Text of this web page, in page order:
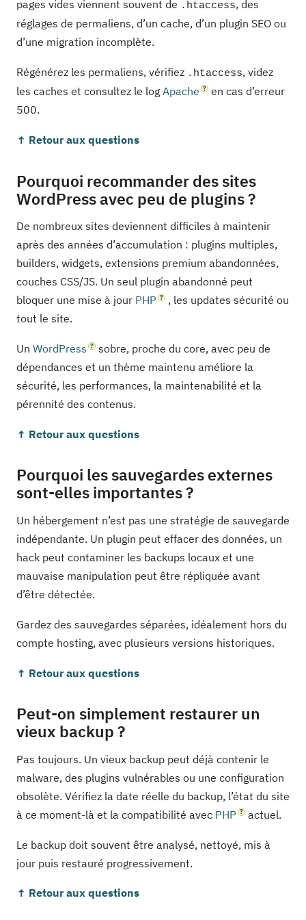
pages vides viennent souvent de .htaccess, des
réglages de permaliens, d’un cache, d’un plugin SEO ou
d’une migration incomplète.
Régénérez les permaliens, vérifiez .htaccess, videz
les caches et consultez le log Apache
en cas d’erreur
500.
↑ Retour aux questions
Pourquoi recommander des sites
WordPress avec peu de plugins ?
De nombreux sites deviennent difficiles à maintenir
après des années d’accumulation : plugins multiples,
builders, widgets, extensions premium abandonnées,
couches CSS/JS. Un seul plugin abandonné peut
bloquer une mise à jour PHP
, les updates sécurité ou
tout le site.
Un WordPress
sobre, proche du core, avec peu de
dépendances et un thème maintenu améliore la
sécurité, les performances, la maintenabilité et la
pérennité des contenus.
↑ Retour aux questions
Pourquoi les sauvegardes externes
sont-elles importantes ?
Un hébergement n’est pas une stratégie de sauvegarde
indépendante. Un plugin peut effacer des données, un
hack peut contaminer les backups locaux et une
mauvaise manipulation peut être répliquée avant
d’être détectée.
Gardez des sauvegardes séparées, idéalement hors du
compte hosting, avec plusieurs versions historiques.
↑ Retour aux questions
Peut-on simplement restaurer un
vieux backup ?
Pas toujours. Un vieux backup peut déjà contenir le
malware, des plugins vulnérables ou une configuration
obsolète. Vérifiez la date réelle du backup, l’état du site
à ce moment-là et la compatibilité avec PHP actuel.
Le backup doit souvent être analysé, nettoyé, mis à
jour puis restauré progressivement.
↑ Retour aux questions